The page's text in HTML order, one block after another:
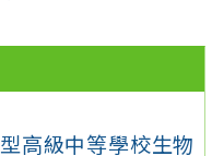
高級中等學校生物